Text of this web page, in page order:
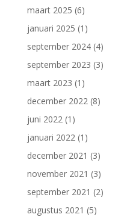
maart 2025 (6)
januari 2025 (1)
september 2024(4)
september 2023 (3)
maart 2023 (1)
december 2022 (8)
juni 2022 (1)
januari 2022 (1)
december 2021 (3)
november 2021 (3)
september 2021 (2)
augustus 2021 (5)